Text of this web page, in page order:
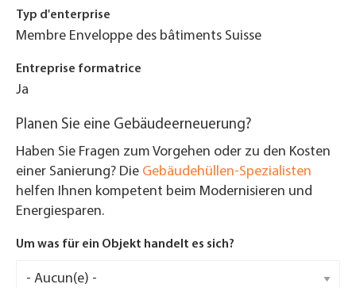
Typ d'enterprise
Membre Enveloppe des bâtiments Suisse
Entreprise formatrice
Ja
Planen Sie eine Gebäudeerneuerung?
Haben Sie Fragen zum Vorgehen oder zu den Kosten
einer Sanierung? Die Gebäudehüllen-Spezialisten
helfen Ihnen kompetent beim Modernisieren und
Energiesparen.
Um was für ein Objekt handelt es sich?